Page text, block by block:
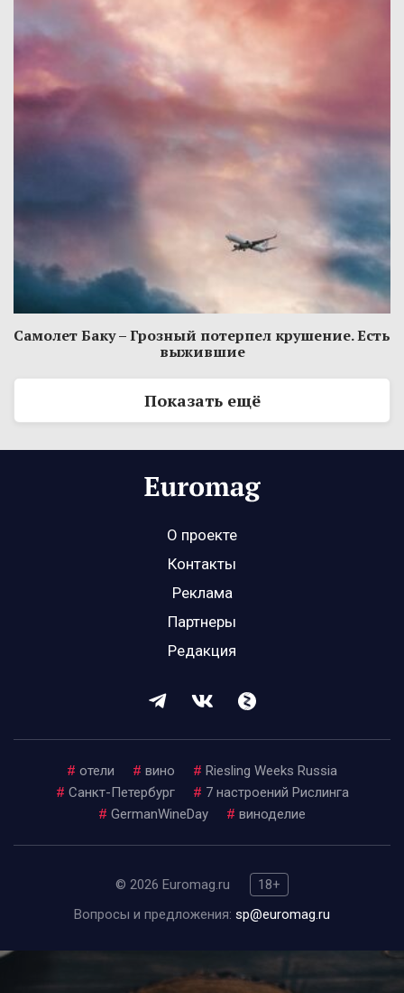
Самолет Баку – Грозный потерпел крушение. Есть
выжившие
Показать ещё
О проекте
Контакты
Реклама
Партнеры
Редакция
# отели # вино # Riesling Weeks Russia
# Санкт-Петербург # 7 настроений Рислинга
# GermanWineDay # виноделие
© 2026 Euromag.ru
18+
Вопросы и предложения: sp@euromag.ru